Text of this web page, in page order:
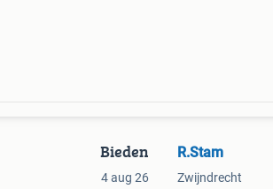
Bieden
4 aug 26
R.Stam
Zwijndrecht